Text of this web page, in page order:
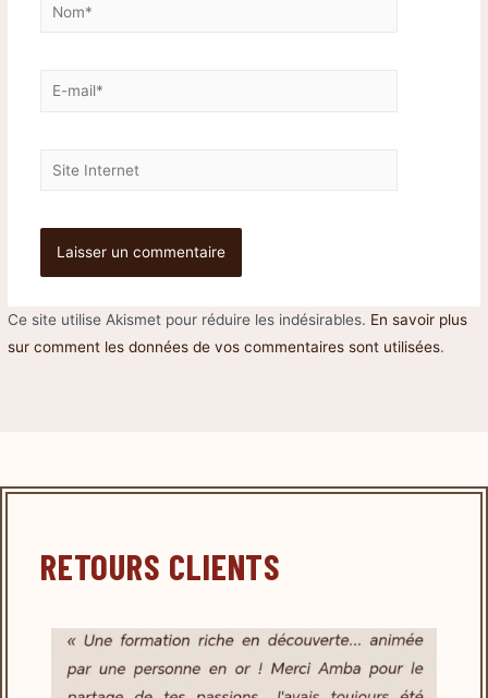
Ce site utilise Akismet pour réduire les indésirables. En savoir plus
sur comment les données de vos commentaires sont utilisées.
RETOURS CLIENTS